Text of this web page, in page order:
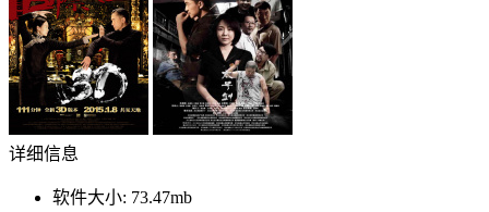
详细信息
软件大小: 73.47mb